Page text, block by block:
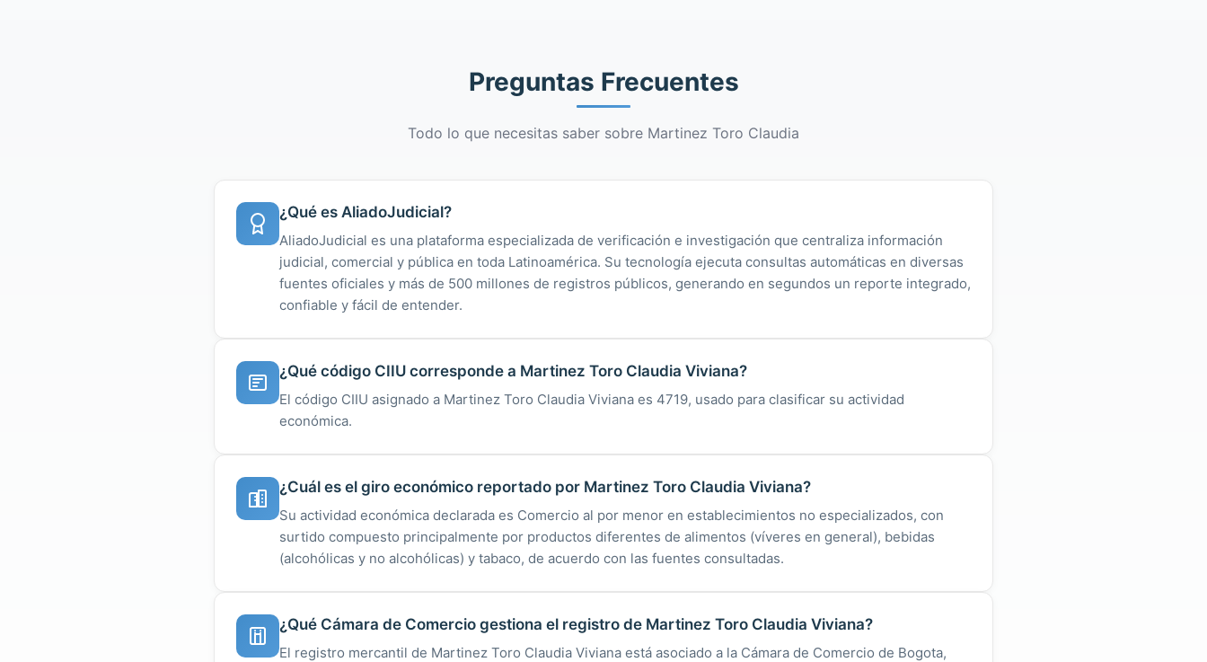
Preguntas Frecuentes
Todo lo que necesitas saber sobre Martinez Toro Claudia
¿Qué es AliadoJudicial?
AliadoJudicial es una plataforma especializada de verificación e investigación que centraliza información
judicial, comercial y pública en toda Latinoamérica. Su tecnología ejecuta consultas automáticas en diversas
fuentes oficiales y más de 500 millones de registros públicos, generando en segundos un reporte integrado,
confiable y fácil de entender.
¿Qué código CIIU corresponde a Martinez Toro Claudia Viviana?
El código CIIU asignado a Martinez Toro Claudia Viviana es 4719, usado para clasificar su actividad
económica.
¿Cuál es el giro económico reportado por Martinez Toro Claudia Viviana?
Su actividad económica declarada es Comercio al por menor en establecimientos no especializados, con
surtido compuesto principalmente por productos diferentes de alimentos (víveres en general), bebidas
(alcohólicas y no alcohólicas) y tabaco, de acuerdo con las fuentes consultadas.
¿Qué Cámara de Comercio gestiona el registro de Martinez Toro Claudia Viviana?
El registro mercantil de Martinez Toro Claudia Viviana está asociado a la Cámara de Comercio de Bogota,